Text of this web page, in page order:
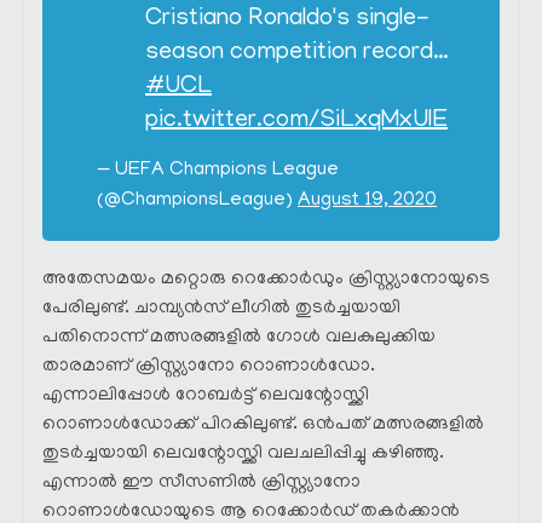
Cristiano Ronaldo's single-
season competition record…
#UCL
pic.twitter.com/SiLxqMxUIE
— UEFA Champions League
(@ChampionsLeague) August 19, 2020
അതേസമയം മറ്റൊരു റെക്കോർഡും ക്രിസ്റ്റ്യാനോയുടെ
പേരിലുണ്ട്. ചാമ്പ്യൻസ് ലീഗിൽ തുടർച്ചയായി
പതിനൊന്ന് മത്സരങ്ങളിൽ ഗോൾ വലകുലുക്കിയ
താരമാണ് ക്രിസ്റ്റ്യാനോ റൊണാൾഡോ.
എന്നാലിപ്പോൾ റോബർട്ട്‌ ലെവന്റോസ്ക്കി
റൊണാൾഡോക്ക് പിറകിലുണ്ട്. ഒൻപത് മത്സരങ്ങളിൽ
തുടർച്ചയായി ലെവന്റോസ്ക്കി വലചലിപ്പിച്ചു കഴിഞ്ഞു.
എന്നാൽ ഈ സീസണിൽ ക്രിസ്റ്റ്യാനോ
റൊണാൾഡോയുടെ ആ റെക്കോർഡ് തകർക്കാൻ